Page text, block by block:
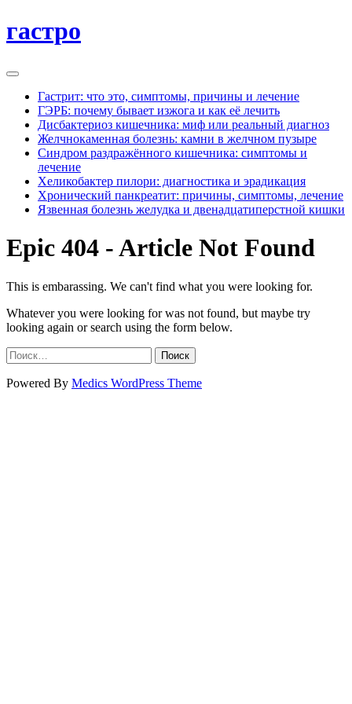
гастро
Гастрит: что это, симптомы, причины и лечение
ГЭРБ: почему бывает изжога и как её лечить
Дисбактериоз кишечника: миф или реальный диагноз
Желчнокаменная болезнь: камни в желчном пузыре
Синдром раздражённого кишечника: симптомы и
лечение
Хеликобактер пилори: диагностика и эрадикация
Хронический панкреатит: причины, симптомы, лечение
Язвенная болезнь желудка и двенадцатиперстной кишки
Epic 404 - Article Not Found
This is embarassing. We can't find what you were looking for.
Whatever you were looking for was not found, but maybe try
looking again or search using the form below.
Найти:
Powered By Medics WordPress Theme